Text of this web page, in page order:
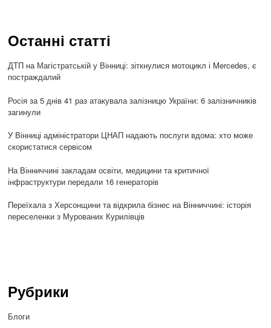
Останні статті
ДТП на Магістратській у Вінниці: зіткнулися мотоцикл і Mercedes, є
постраждалий
Росія за 5 днів 41 раз атакувала залізницю України: 6 залізничників
загинули
У Вінниці адміністратори ЦНАП надають послуги вдома: хто може
скористатися сервісом
На Вінниччині закладам освіти, медицини та критичної
інфраструктури передали 16 генераторів
Переїхала з Херсонщини та відкрила бізнес на Вінниччині: історія
переселенки з Мурованих Курилівців
Рубрики
Блоги